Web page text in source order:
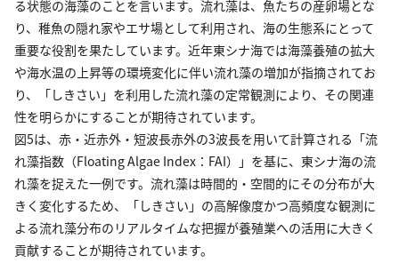
る状態の海藻のことを言います。流れ藻は、魚たちの産卵場とな
り、稚魚の隠れ家やエサ場として利用され、海の生態系にとって
重要な役割を果たしています。近年東シナ海では海藻養殖の拡大
や海水温の上昇等の環境変化に伴い流れ藻の増加が指摘されてお
り、「しきさい」を利用した流れ藻の定常観測により、その関連
性を明らかにすることが期待されています。
図5は、赤・近赤外・短波長赤外の3波長を用いて計算される「流
れ藻指数（Floating Algae Index：FAI）」を基に、東シナ海の流
れ藻を捉えた一例です。流れ藻は時間的・空間的にその分布が大
きく変化するため、「しきさい」の高解像度かつ高頻度な観測に
よる流れ藻分布のリアルタイムな把握が養殖業への活用に大きく
貢献することが期待されています。